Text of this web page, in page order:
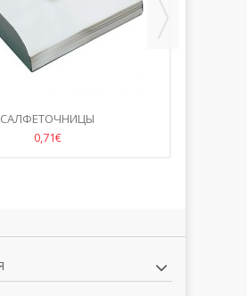
САЛФЕТОЧНИЦЫ
0,71€